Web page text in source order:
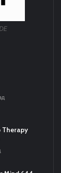
Therapy